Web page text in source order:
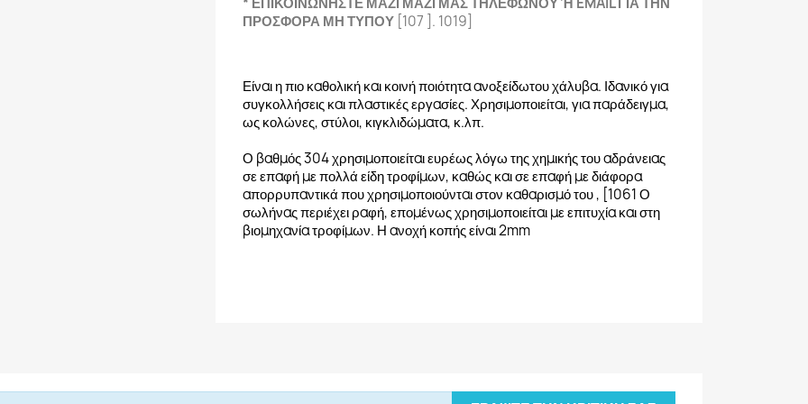
ΠΡΟΣΦΟΡΑ ΜΗ ΤΥΠΟΥ [107 ]. 1019]
Είναι η πιο καθολική και κοινή ποιότητα ανοξείδωτου χάλυβα. Ιδανικό για
συγκολλήσεις και πλαστικές εργασίες. Χρησιμοποιείται, για παράδειγμα,
ως κολώνες, στύλοι, κιγκλιδώματα, κ.λπ.
Ο βαθμός 304 χρησιμοποιείται ευρέως λόγω της χημικής του αδράνειας
σε επαφή με πολλά είδη τροφίμων, καθώς και σε επαφή με διάφορα
απορρυπαντικά που χρησιμοποιούνται στον καθαρισμό του , [1061 Ο
σωλήνας περιέχει ραφή, επομένως χρησιμοποιείται με επιτυχία και στη
βιομηχανία τροφίμων. Η ανοχή κοπής είναι 2mm